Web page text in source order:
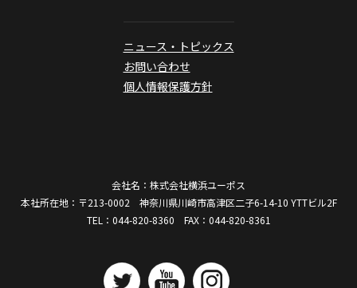
ニュース・トピックス
お問い合わせ
個人情報保護方針
会社名：株式会社横浜ユーポス
本社所在地：〒213-0002 神奈川県川崎市高津区二子6-14-10 YTTビル2F
TEL：044-820-8360 FAX：044-820-8361